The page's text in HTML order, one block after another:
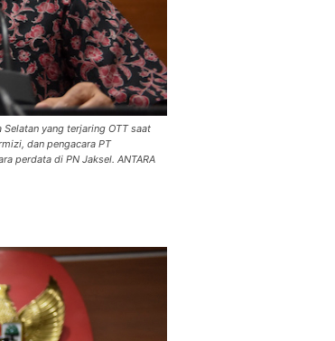
yang terjaring OTT saat
dan pengacara PT
perdata di PN Jaksel. ANTARA